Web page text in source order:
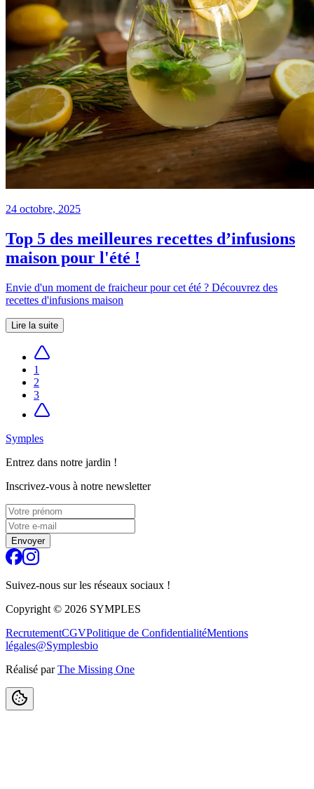
24 octobre, 2025
Top 5 des meilleures recettes d’infusions
maison pour l'été !
Envie d'un moment de fraicheur pour cet été ? Découvrez des
recettes d'infusions maison
Lire la suite
1
2
3
Symples
Entrez dans notre jardin !
Inscrivez-vous à notre newsletter
Envoyer
Suivez-nous sur les réseaux sociaux !
Copyright © 2026 SYMPLES
RecrutementCGVPolitique de ConfidentialitéMentions
légales@Symplesbio
Réalisé par The Missing One